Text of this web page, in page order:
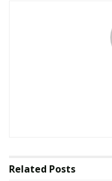
Related Posts